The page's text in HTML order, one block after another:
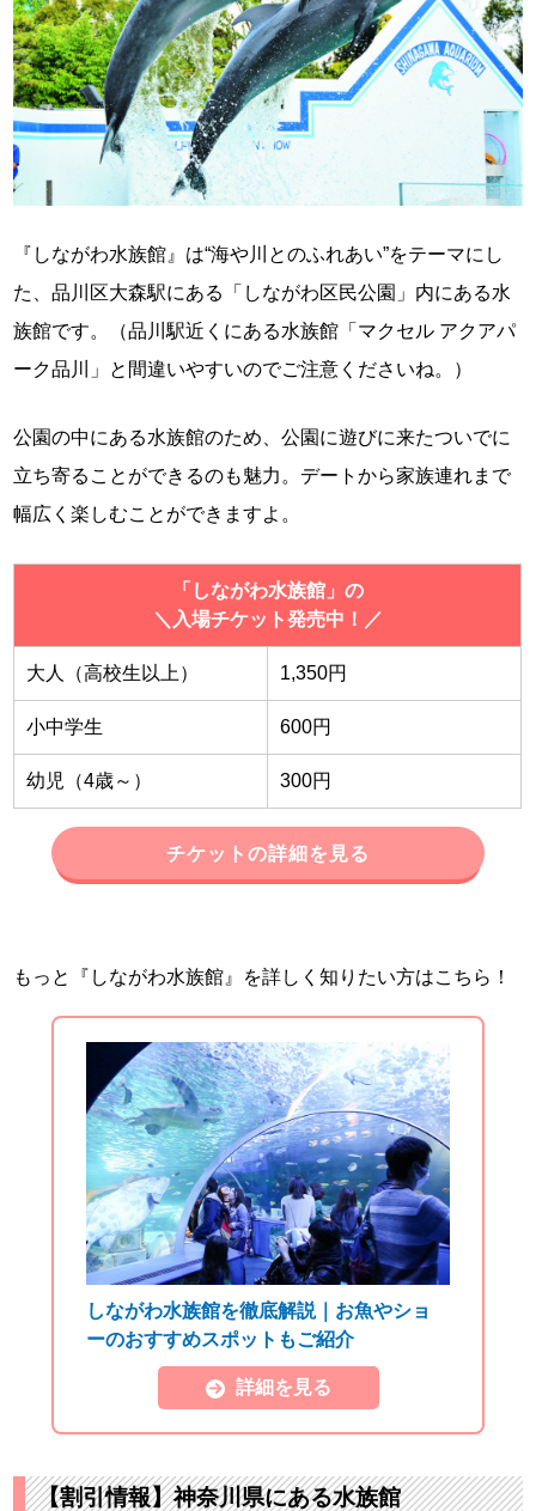
『しながわ水族館』は“海や川とのふれあい”をテーマにし
た、品川区大森駅にある「しながわ区民公園」内にある水
族館です。（品川駅近くにある水族館「マクセル アクアパ
ーク品川」と間違いやすいのでご注意くださいね。）
公園の中にある水族館のため、公園に遊びに来たついでに
立ち寄ることができるのも魅力。デートから家族連れまで
幅広く楽しむことができますよ。
「しながわ水族館」の
＼入場チケット発売中！／
大人（高校生以上） 1,350円
小中学生 600円
幼児（4歳～） 300円
チケットの詳細を見る
もっと『しながわ水族館』を詳しく知りたい方はこちら！
しながわ水族館を徹底解説｜お魚やショ
ーのおすすめスポットもご紹介
詳細を見る
【割引情報】神奈川県にある水族館